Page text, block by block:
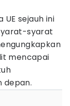
sejauh ini
syarat
mencapai
depan.